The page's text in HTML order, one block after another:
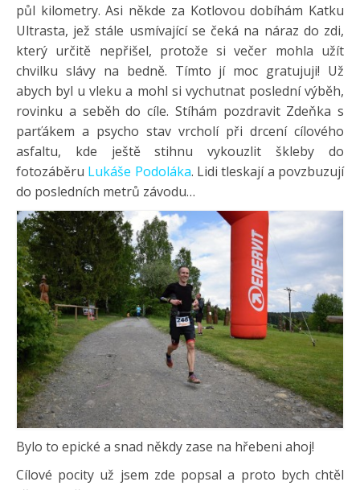
půl kilometry. Asi někde za Kotlovou dobíhám Katku
Ultrasta, jež stále usmívající se čeká na náraz do zdi,
který určitě nepřišel, protože si večer mohla užít
chvilku slávy na bedně. Tímto jí moc gratujuji! Už
abych byl u vleku a mohl si vychutnat poslední výběh,
rovinku a seběh do cíle. Stíhám pozdravit Zdeňka s
parťákem a psycho stav vrcholí při drcení cílového
asfaltu, kde ještě stihnu vykouzlit škleby do
fotozáběru Lukáše Podoláka. Lidi tleskají a povzbuzují
do posledních metrů závodu…
Bylo to epické a snad někdy zase na hřebeni ahoj!
Cílové pocity už jsem zde popsal a proto bych chtěl